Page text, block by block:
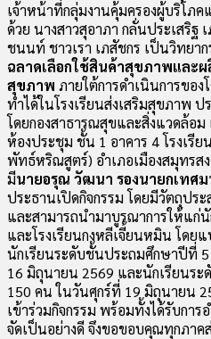
เจ้าหน้าที่กลุ่มงานคุ้มครองผู้บริโภ
ด้วย นางสาวสุอาภา กลั่นประเสริฐ
ชนนท์ ชาวเรา เภสัชกร เป็นวิทยาก
ฉลาดเลือกใช้สินค้าสุขภาพและ
สุขภาพ ภายใต้การดำเนินการของ
ทำได้ในโรงเรียนส่งเสริมสุขภาพ
โดยกองสาธารณสุขและสิ่งแวดล้อ
ห้องประชุม ชั้น 1 อาคาร 4 โรงเรี
พัทธ์หริณสูตร์) อำเภอเมืองสมุทรส
มีนายอรุณ วัฒนา รองนายกเทศ
ประธานเปิดกิจกรรม โดยมีวัตถุป
และสามารถนำมาบูรณาการให้แก่นั
และโรงเรียนกงหลีเจี้ยนหมิน โดย
นักเรียนระดับชั้นประถมศึกษาปีที่
16 มิถุนายน 2569 และนักเรียนร
150 คน ในวันศุกร์ที่ 19 มิถุนายน
เข้าร่วมกิจกรรม พร้อมทั้งได้รับกา
จัดเป็นอย่างดี จึงขอขอบคุณทุกภาค